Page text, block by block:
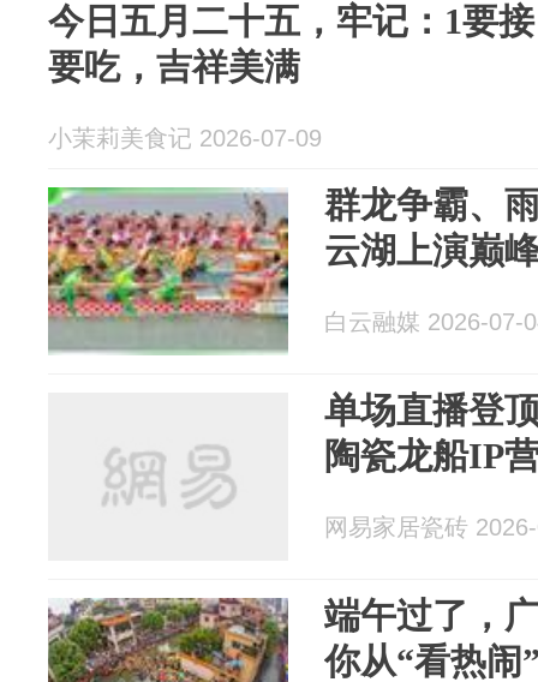
今日五月二十五，牢记：1要
要吃，吉祥美满
小茉莉美食记 2026-07-09
群龙争霸、
云湖上演巅
白云融媒 2026-07-
单场直播登
陶瓷龙船IP
网易家居瓷砖
端午过了，
你从“看热闹